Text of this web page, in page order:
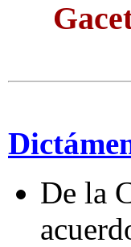
De la